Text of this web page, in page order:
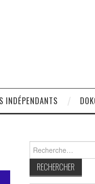
INDÉPENDANTS